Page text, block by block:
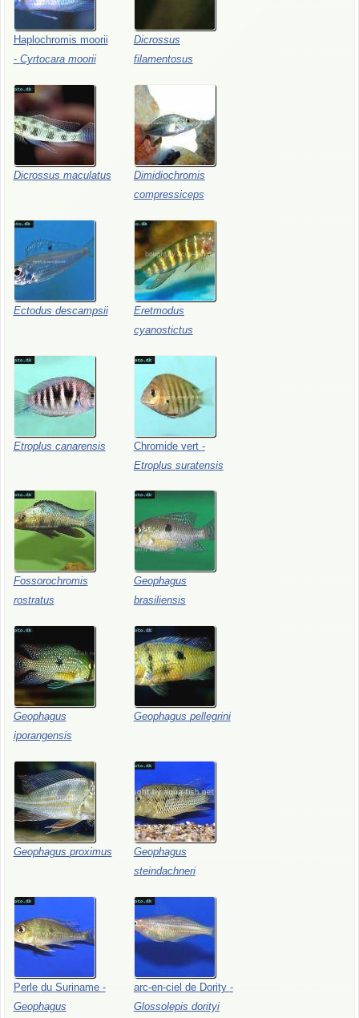
Haplochromis moorii
- Cyrtocara moorii
Dicrossus
filamentosus
Dicrossus maculatus
Dimidiochromis
compressiceps
Ectodus descampsii
Eretmodus
cyanostictus
Etroplus canarensis Chromide vert -
Etroplus suratensis
Fossorochromis
rostratus
Geophagus
brasiliensis
Geophagus
iporangensis
Geophagus pellegrini
Geophagus proximus
Geophagus
steindachneri
Perle du Suriname -
Geophagus
arc-en-ciel de Dority -
Glossolepis dorityi